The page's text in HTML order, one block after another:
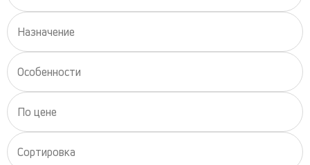
Назначение
Особенности
По цене
Сортировка